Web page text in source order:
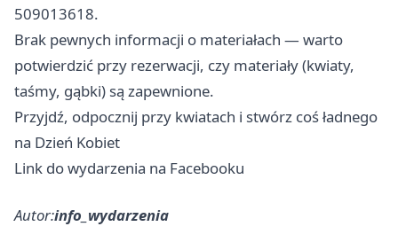
509013618.
Brak pewnych informacji o materiałach — warto
potwierdzić przy rezerwacji, czy materiały (kwiaty,
taśmy, gąbki) są zapewnione.
Przyjdź, odpocznij przy kwiatach i stwórz coś ładnego
na Dzień Kobiet
Link do wydarzenia na Facebooku
Autor:info_wydarzenia